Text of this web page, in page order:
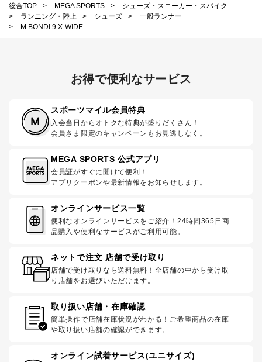
総合TOP
> MEGA SPORTS >
シューズ・スニーカー・スパイク
>
ランニング・陸上 > シューズ >
一般ランナー
>
M BONDI 9 X-WIDE
お得で便利なサービス
スポーツマイル会員特典
入会当日からオトクな特典が盛りだくさん！
会員さま限定のキャンペーンもお見逃しなく。
MEGA SPORTS 公式アプリ
会員証がすぐに開けて便利！
アプリクーポンや最新情報をお知らせします。
オンラインサービス一覧
便利なオンラインサービスをご紹介！24時間365日商
品購入や便利なサービスがご利用可能。
ネットで注文 店舗で受け取り
店舗で受け取りなら送料無料！全店舗の中から受け取
り店舗をお選びいただけます。
取り扱い店舗・在庫確認
簡単操作で店舗在庫状況がわかる！ご希望商品の在庫
や取り扱い店舗の確認ができます。
オンライン試着サービス(ユニサイズ)